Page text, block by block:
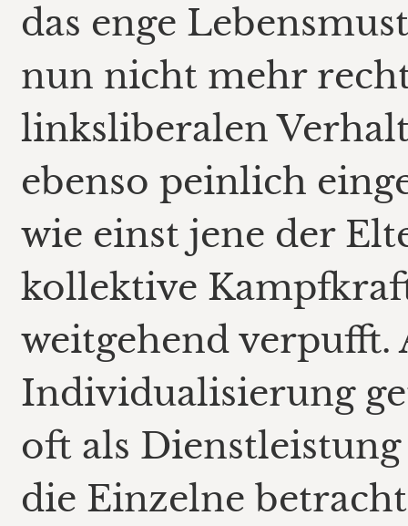
das enge
nun nicht mehr
linksliberalen
ebenso peinlich
wie einst jene der
kollektive
weitgehend verpufft.
Individualisierung
oft als
die Einzelne